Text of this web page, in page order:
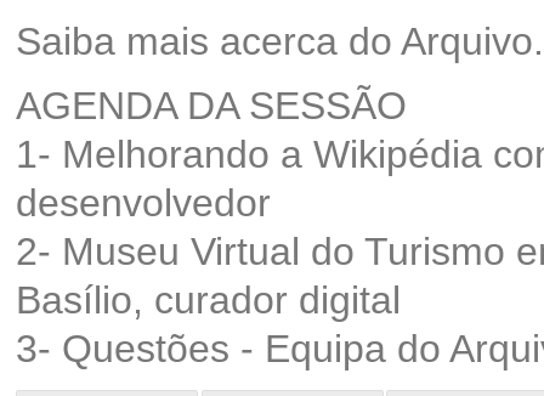
Saiba mais acerca do
AGENDA DA SESSÃO
1- Melhorando a Wikipédia
desenvolvedor
2- Museu Virtual do Turismo
Basílio, curador digital
3- Questões - Equipa do